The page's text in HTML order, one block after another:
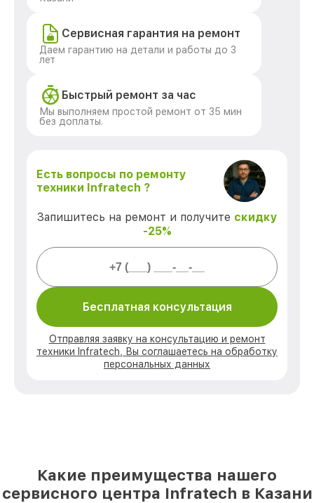
Сервисная гарантия на ремонт
Даем гарантию на детали и работы до 3
лет
Быстрый ремонт за час
Мы выполняем простой ремонт от 35 мин
без доплаты.
Есть вопросы по ремонту
техники Infratech ?
Запишитесь на ремонт и получите скидку
-25%
Бесплатная консультация
Отправляя заявку на консультацию и ремонт
техники Infratech, Вы соглашаетесь на обработку
персональных данных
Какие преимущества нашего
сервисного центра Infratech в Казани